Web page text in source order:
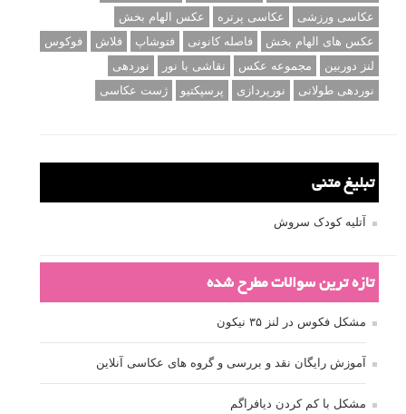
عکاسی ورزشی
عکاسی پرتره
عکس الهام بخش
عکس های الهام بخش
فاصله کانونی فتوشاپ فلاش
فوکوس
لنز دوربین
مجموعه عکس نقاشی با نور
نوردهی
نوردهی طولانی
نورپردازی پرسپکتیو ژست عکاسی
تبلیغ متنی
آتلیه کودک سروش
تازه ترین سوالات مطرح شده
مشکل فکوس در لنز ۳۵ نیکون
آموزش رایگان نقد و بررسی و گروه های عکاسی آنلاین
مشکل با کم کردن دیافراگم